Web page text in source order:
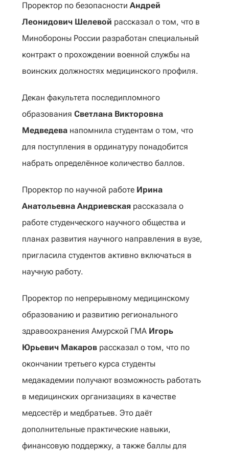
Проректор по безопасности Андрей
Леонидович Шелевой рассказал о том, что в
Минобороны России разработан специальный
контракт о прохождении военной службы на
воинских должностях медицинского профиля.
Декан факультета последипломного
образования Светлана Викторовна
Медведева напомнила студентам о том, что
для поступления в ординатуру понадобится
набрать определённое количество баллов.
Проректор по научной работе Ирина
Анатольевна Андриевская рассказала о
работе студенческого научного общества и
планах развития научного направления в вузе,
пригласила студентов активно включаться в
научную работу.
Проректор по непрерывному медицинскому
образованию и развитию регионального
здравоохранения Амурской ГМА Игорь
Юрьевич Макаров рассказал о том, что по
окончании третьего курса студенты
медакадемии получают возможность работать
в медицинских организациях в качестве
медсестёр и медбратьев. Это даёт
дополнительные практические навыки,
финансовую поддержку, а также баллы для